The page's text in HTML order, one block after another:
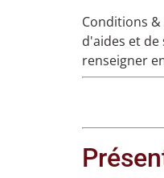
Conditions &
d'aides et
renseigner